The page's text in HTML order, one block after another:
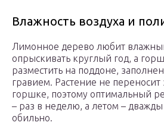
Влажность воздуха и
Лимонное дерево любит
опрыскивать круглый год, а
разместить на поддоне,
гравием. Растение не переносит
горшке, поэтому оптимальный
– раз в неделю, а летом –
обильно.